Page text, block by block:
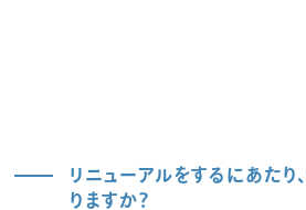
リニューアルをするにあたり
りますか？